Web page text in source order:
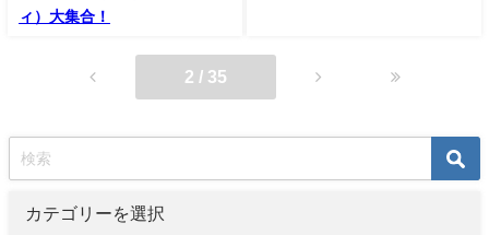
ィ）大集合！
2 / 35
カテゴリーを選択